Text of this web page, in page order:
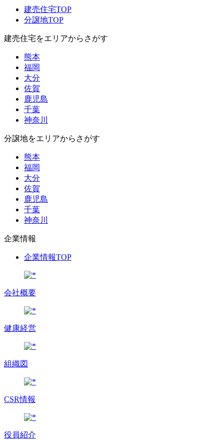
建売住宅TOP
分譲地TOP
建売住宅をエリアからさがす
熊本
福岡
大分
佐賀
鹿児島
千葉
神奈川
分譲地をエリアからさがす
熊本
福岡
大分
佐賀
鹿児島
千葉
神奈川
企業情報
企業情報TOP
会社概要
健康経営
組織図
CSR情報
役員紹介